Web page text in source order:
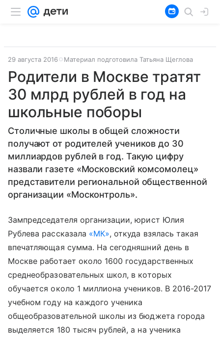
29 августа 2016 Материал подготовила Татьяна Щеглова
Родители в Москве тратят
30 млрд рублей в год на
школьные поборы
Столичные школы в общей сложности
получают от родителей учеников до 30
миллиардов рублей в год. Такую цифру
назвали газете «Московский комсомолец»
представители региональной общественной
организации «Москонтроль».
Зампредседателя организации, юрист Юлия
Рублева рассказала «МК», откуда взялась такая
впечатляющая сумма. На сегодняшний день в
Москве работает около 1600 государственных
среднеобразовательных школ, в которых
обучается около 1 миллиона учеников. В 2016-2017
учебном году на каждого ученика
общеобразовательной школы из бюджета города
выделяется 180 тысяч рублей, а на ученика